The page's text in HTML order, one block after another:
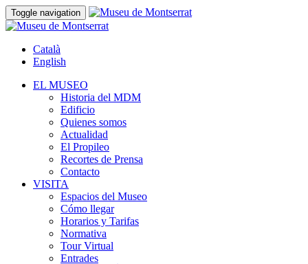
Toggle navigation
Català
English
EL MUSEO
Historia del MDM
Edificio
Quienes somos
Actualidad
El Propileo
Recortes de Prensa
Contacto
VISITA
Espacios del Museo
Cómo llegar
Horarios y Tarifas
Normativa
Tour Virtual
Entrades